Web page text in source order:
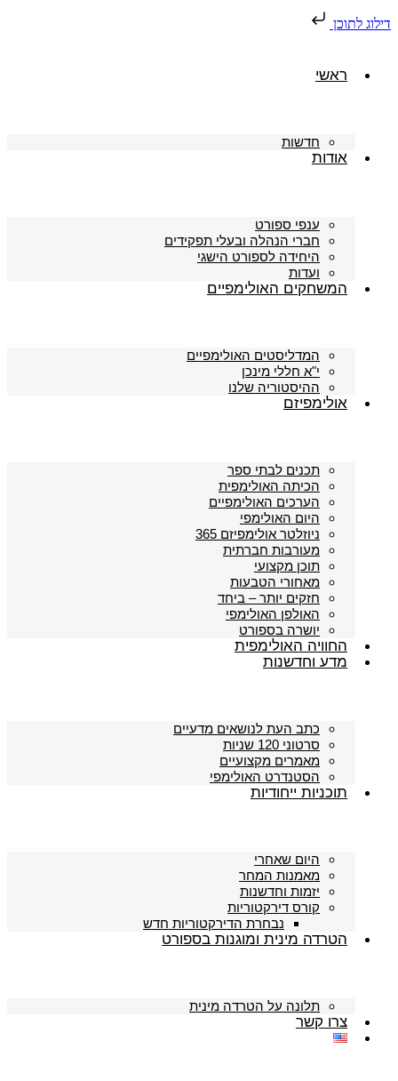
דילוג לתוכן
ראשי
חדשות
אודות
ענפי ספורט
חברי הנהלה ובעלי תפקידים
היחידה לספורט הישגי
ועדות
המשחקים האולימפיים
המדליסטים האולימפיים
י"א חללי מינכן
ההיסטוריה שלנו
אולימפיזם
תכנים לבתי ספר
הכיתה האולימפית
הערכים האולימפיים
היום האולימפי
ניוזלטר אולימפיזם 365
מעורבות חברתית
תוכן מקצועי
מאחורי הטבעות
חזקים יותר – ביחד
האולפן האולימפי
יושרה בספורט
החוויה האולימפית
מדע וחדשנות
כתב העת לנושאים מדעיים
סרטוני 120 שניות
מאמרים מקצועיים
הסטנדרט האולימפי
תוכניות ייחודיות
היום שאחרי
מאמנות המחר
יזמות וחדשנות
קורס דירקטוריות
נבחרת הדירקטוריות חדש
הטרדה מינית ומוגנות בספורט
תלונה על הטרדה מינית
צרו קשר